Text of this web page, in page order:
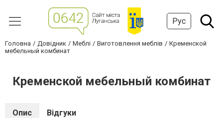
Рус
Головна Довідник Меблі Виготовлення меблів
Кременской
мебельный комбинат
Кременской мебельный комбинат
Опис Відгуки